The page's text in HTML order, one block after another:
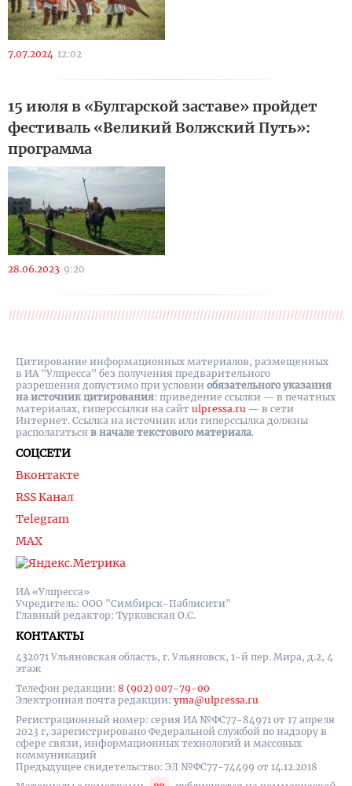
7.07.2024 12:02
15 июля в «Булгарской заставе» пройдет
фестиваль «Великий Волжский Путь»:
программа
28.06.2023 9:20
ИА «Улпресса»
Учредитель: ООО "Симбирск-Паблисити"
Главный редактор: Турковская О.С.
КОНТАКТЫ
432071 Ульяновская область, г. Ульяновск, 1-й пер. Мира, д.2, 4
этаж
Телефон редакции: 8 (902) 007-79-00
Электронная почта редакции: yma@ulpressa.ru
Регистрационный номер: серия ИА №ФС77-84971 от 17 апреля
2023 г, зарегистрировано Федеральной службой по надзору в
сфере связи, информационных технологий и массовых
коммуникаций
Предыдущее свидетельство: ЭЛ №ФС77-74499 от 14.12.2018
СОЦСЕТИ
Вконтакте
RSS Канал
Telegram
MAX
Цитирование информационных материалов, размещенных
в ИА "Улпресса" без получения предварительного
разрешения допустимо при условии обязательного указания
на источник цитирования: приведение ссылки — в печатных
материалах, гиперссылки на cайт ulpressa.ru — в сети
Интернет. Ссылка на источник или гиперссылка должны
располагаться в начале текстового материала.